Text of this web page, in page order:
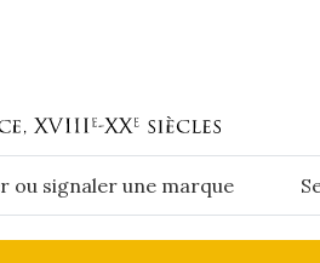
ou signaler une marque